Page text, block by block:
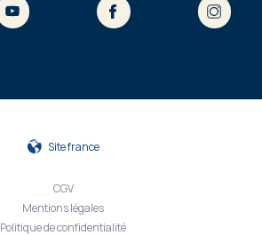
Site france
CGV
Mentions légales
Politique de confidentialité